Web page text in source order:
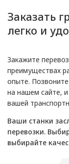
Заказать
легко и
Закажите
преимуществах
опыте.
на нашем сайте,
вашей
Ваши станки
перевозки.
выбирайте